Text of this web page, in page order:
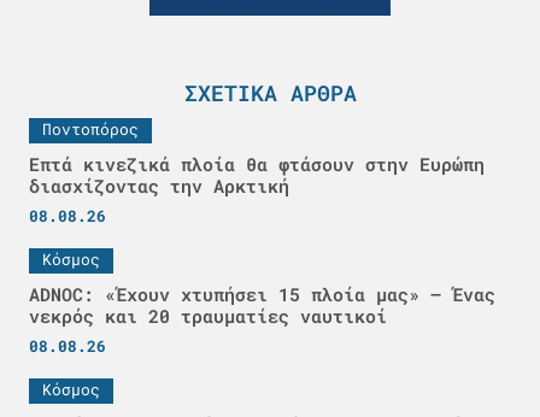
ΣΧΕΤΙΚΆ ΆΡΘΡΑ
Ποντοπόρος
Επτά κινεζικά πλοία θα φτάσουν στην Ευρώπη
διασχίζοντας την Αρκτική
08.08.26
Κόσμος
ADNOC: «Έχουν χτυπήσει 15 πλοία μας» – Ένας
νεκρός και 20 τραυματίες ναυτικοί
08.08.26
Κόσμος